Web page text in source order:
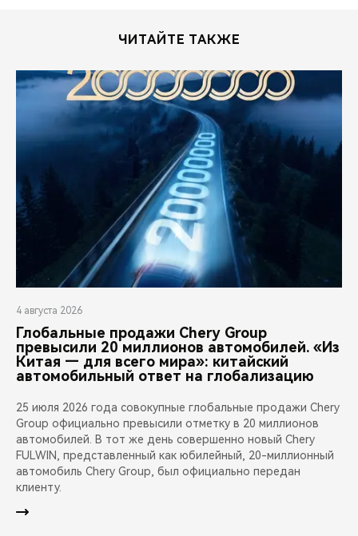
ЧИТАЙТЕ ТАКЖЕ
4 августа 2026
Глобальные продажи Chery Group
превысили 20 миллионов автомобилей. «Из
Китая — для всего мира»: китайский
автомобильный ответ на глобализацию
25 июля 2026 года совокупные глобальные продажи Chery
Group официально превысили отметку в 20 миллионов
автомобилей. В тот же день совершенно новый Chery
FULWIN, представленный как юбилейный, 20-миллионный
автомобиль Chery Group, был официально передан
клиенту.